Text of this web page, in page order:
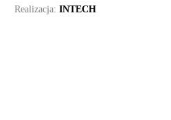
Realizacja: INTECH